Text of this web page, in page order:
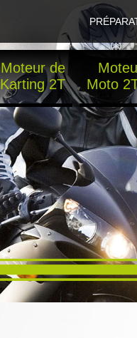
Moteur de
Karting 2T
Moto